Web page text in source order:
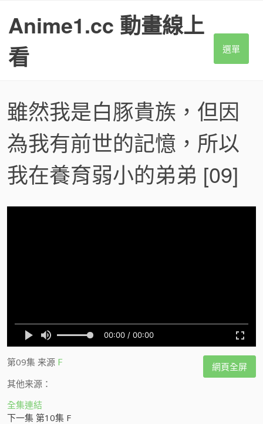
Anime1.cc 動畫線上
看
選單
雖然我是白豚貴族，但因
為我有前世的記憶，所以
我在養育弱小的弟弟 [09]
網頁全屏
第09集 来源 F
其他来源：
全集連結
下一集 第10集 F